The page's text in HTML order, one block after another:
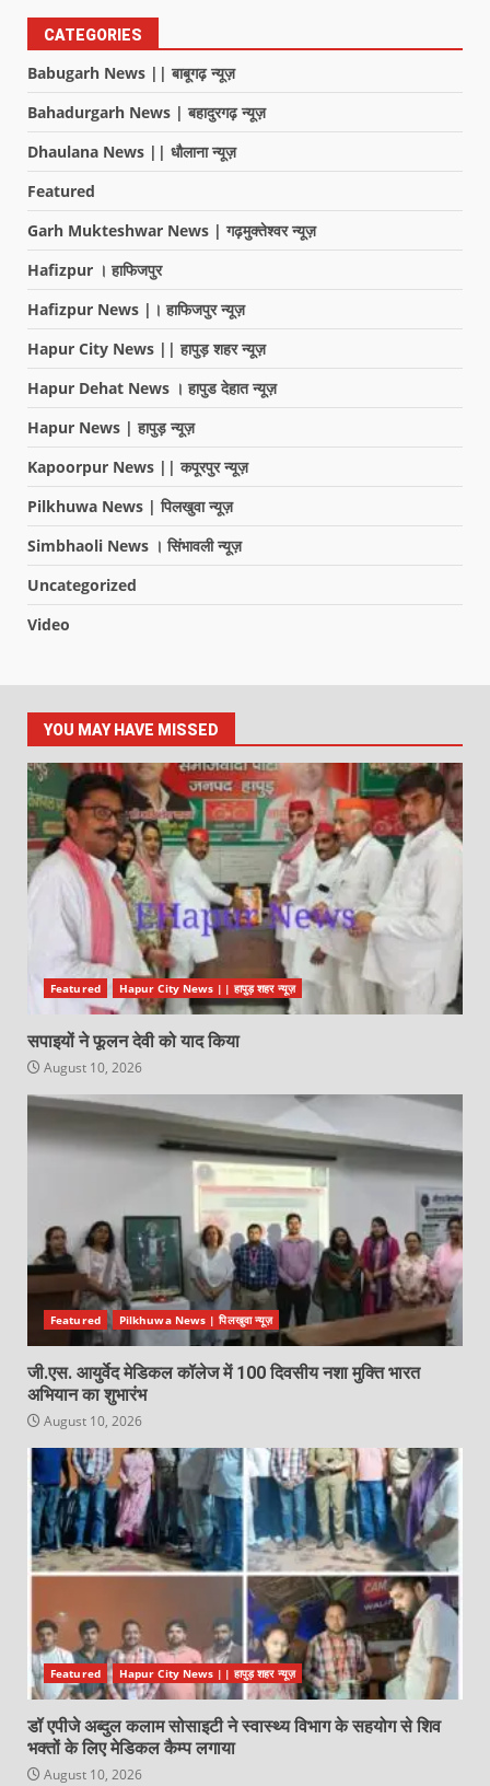
CATEGORIES
Babugarh News || बाबूगढ़ न्यूज़
Bahadurgarh News | बहादुरगढ़ न्यूज़
Dhaulana News || धौलाना न्यूज़
Featured
Garh Mukteshwar News | गढ़मुक्तेश्वर न्यूज़
Hafizpur । हाफिजपुर
Hafizpur News |। हाफिजपुर न्यूज़
Hapur City News || हापुड़ शहर न्यूज़
Hapur Dehat News । हापुड देहात न्यूज़
Hapur News | हापुड़ न्यूज़
Kapoorpur News || कपूरपुर न्यूज़
Pilkhuwa News | पिलखुवा न्यूज़
Simbhaoli News । सिंभावली न्यूज़
Uncategorized
Video
YOU MAY HAVE MISSED
Featured Hapur City News || हापुड़ शहर न्यूज़
सपाइयों ने फूलन देवी को याद किया
August 10, 2026
Featured Pilkhuwa News | पिलखुवा न्यूज़
जी.एस. आयुर्वेद मेडिकल कॉलेज में 100 दिवसीय नशा मुक्ति भारत
अभियान का शुभारंभ
August 10, 2026
Featured Hapur City News || हापुड़ शहर न्यूज़
डॉ एपीजे अब्दुल कलाम सोसाइटी ने स्वास्थ्य विभाग के सहयोग से शिव
भक्तों के लिए मेडिकल कैम्प लगाया
August 10, 2026